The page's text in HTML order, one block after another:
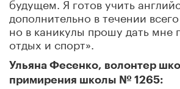
дополнительно в течении
но в каникулы прошу дать мне
отдых и спорт».
Ульяна Фесенко, волонтер
примирения школы № 1265: